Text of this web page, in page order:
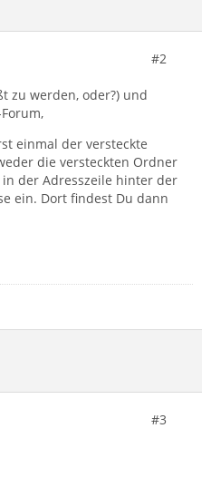
#2
zu werden, oder?) und
einmal der versteckte
die versteckten Ordner
der Adresszeile hinter der
ein. Dort findest Du dann
#3